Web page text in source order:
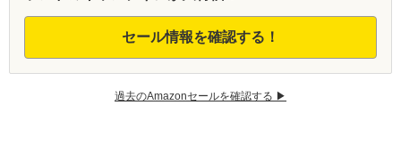
セール情報を確認する！
過去のAmazonセールを確認する ▶︎